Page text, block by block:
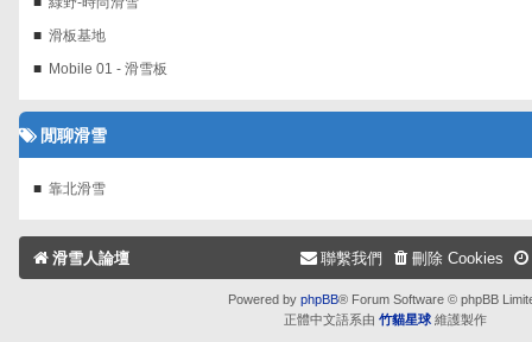
滑板基地
Mobile 01 - 滑雪板
閒聊滑雪
靠北滑雪
滑雪人論壇 刪除 Cookies
聯繫我們
Powered by phpBB® Forum Software © phpBB
正體中文語系由 竹貓星球 維護製作